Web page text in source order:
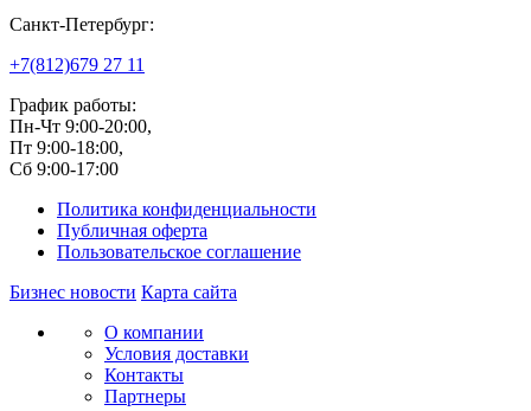
Санкт-Петербург:
+7(812)679 27 11
График работы:
Пн-Чт 9:00-20:00,
Пт 9:00-18:00,
Сб 9:00-17:00
Политика конфиденциальности
Публичная оферта
Пользовательское соглашение
Бизнес новости Карта сайта
О компании
Условия доставки
Контакты
Партнеры